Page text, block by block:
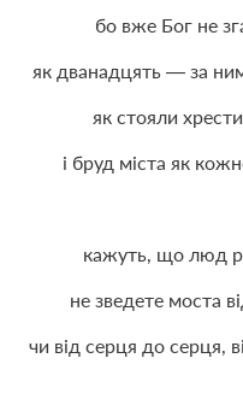
бо вже Бог не
як дванадцять — за
як стояли
і бруд міста як
кажуть, що люд
не зведете моста
чи від серця до серця,